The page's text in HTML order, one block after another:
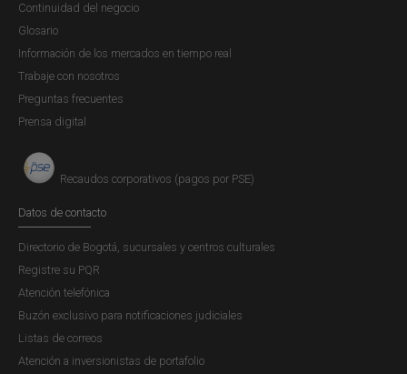
5. Tasas de
cambio
5.1 Cotización del dólar de los Estados
Tasas de cambio
6. Precios
6.2 Índice nacional de precios al
consumidor. Total por ciudades
6.5 Índices de precios al por mayor y al
Continuidad del negocio
Glosario
Información de los mercados en tiempo real
Trabaje con nosotros
Preguntas frecuentes
Prensa digital
Recaudos corporativos (pagos por PSE)
Datos de contacto
Directorio de Bogotá, sucursales y centros culturales
Registre su PQR
Atención telefónica
Buzón exclusivo para notificaciones judiciales
Listas de correos
Atención a inversionistas de portafolio